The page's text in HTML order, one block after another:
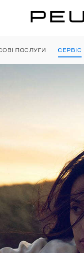
ПОСЛУГИ СЕРВІС